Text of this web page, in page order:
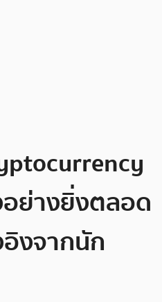
ย่างยิ่งตลอด
งจากนัก